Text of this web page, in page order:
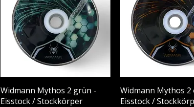
Widmann Mythos 2 grün -
Eisstock / Stockkörper
Widmann Mythos 2
Eisstock /